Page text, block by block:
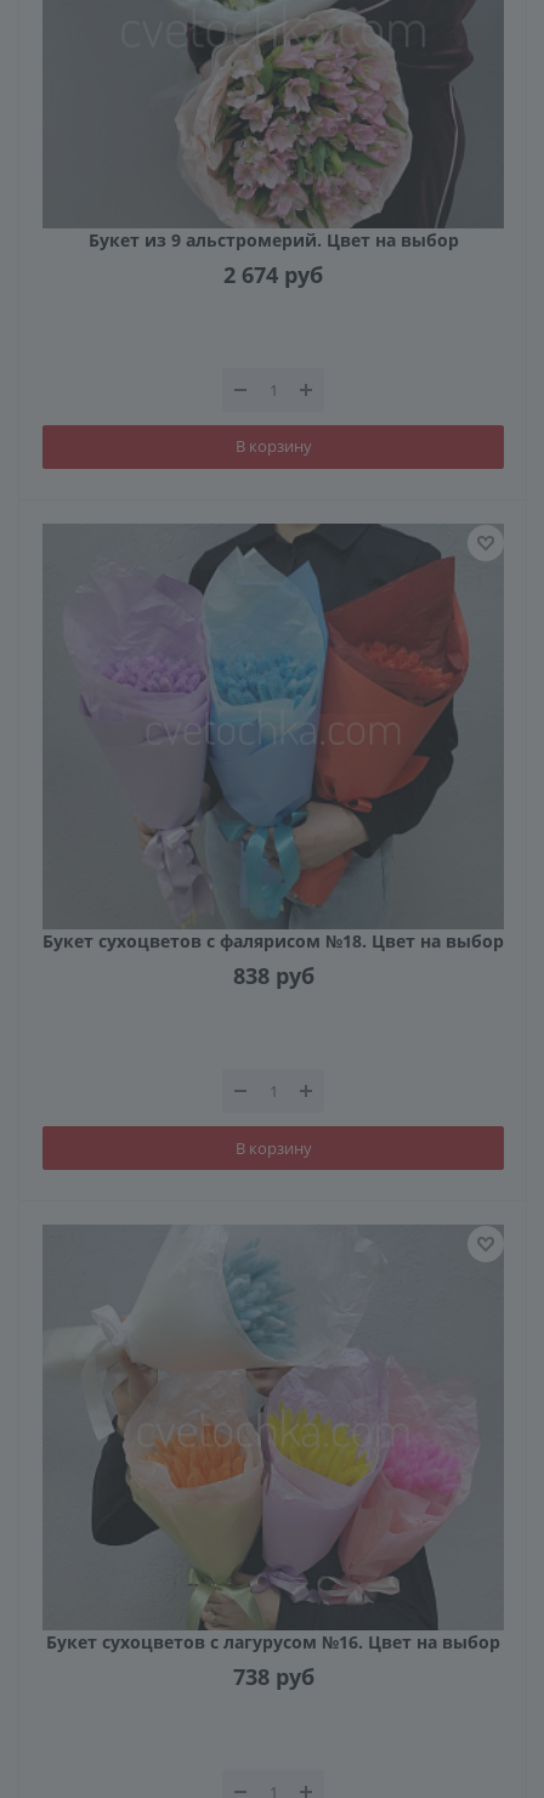
Букет из 9 альстромерий. Цвет на выбор
2 674 руб
В корзину
Букет сухоцветов с фалярисом №18. Цвет на выбор
838руб
В корзину
Букет сухоцветов с лагурусом №16. Цвет на выбор
738руб